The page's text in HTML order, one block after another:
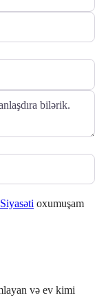
oxumuşam
və ev kimi